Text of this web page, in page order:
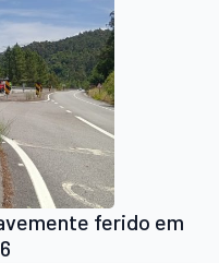
ferido em